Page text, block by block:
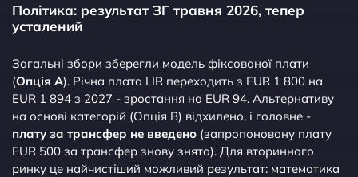
Політика: результат ЗГ травня 2026, тепер
усталений
Загальні збори зберегли модель фіксованої плати
(Опція A). Річна плата LIR переходить з EUR 1 800 на
EUR 1 894 з 2027 - зростання на EUR 94. Альтернативу
на основі категорій (Опція B) відхилено, і головне -
плату за трансфер не введено (запропоновану плату
EUR 500 за трансфер знову знято). Для вторинного
ринку це найчистіший можливий результат: математика